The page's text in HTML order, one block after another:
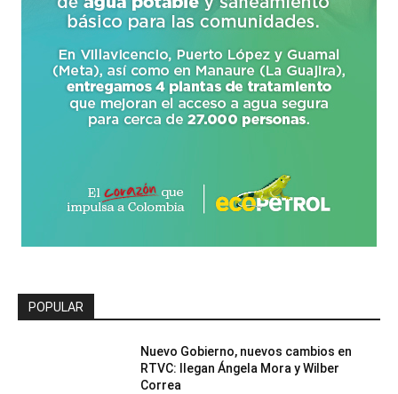
POPULAR
Nuevo Gobierno, nuevos cambios en
RTVC: llegan Ángela Mora y Wilber
Correa